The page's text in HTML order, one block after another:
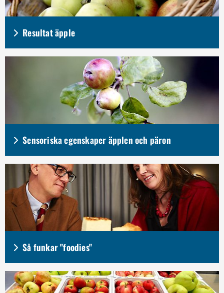
Resultat äpple
Sensoriska egenskaper äpplen och päron
Så funkar "foodies"